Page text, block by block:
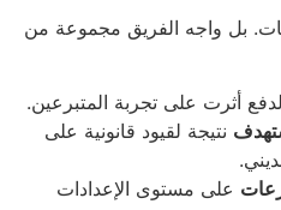
بل واجه الفريق مجموعة من
أثرت على تجربة المتبرعين.
نتيجة لقيود قانونية على
على مستوى الإعدادات